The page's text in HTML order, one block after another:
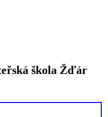
škola Žďár